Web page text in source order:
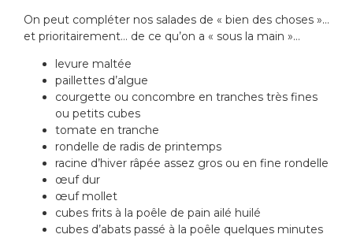
On peut compléter nos salades de « bien des choses »…
et prioritairement… de ce qu’on a « sous la main »…
levure maltée
paillettes d’algue
courgette ou concombre en tranches très fines
ou petits cubes
tomate en tranche
rondelle de radis de printemps
racine d’hiver râpée assez gros ou en fine rondelle
œuf dur
œuf mollet
cubes frits à la poêle de pain ailé huilé
cubes d’abats passé à la poêle quelques minutes